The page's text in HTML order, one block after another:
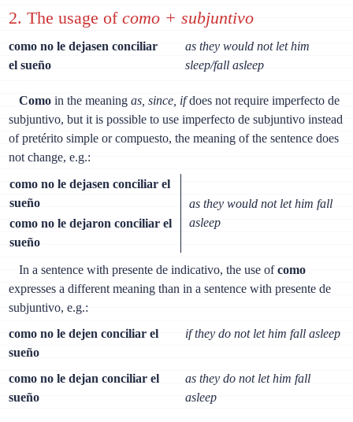
2. The usage ofcomo + subjuntivo
como no le dejasen conciliar
el sueño
as they would not let him
sleep/fall asleep
Como in the meaning as, since, ifdoes not require imperfecto de
subjuntivo, but it is possible to use imperfecto de subjuntivo instead
of pretérito simple or compuesto, the meaning of the sentence does
not change, e.g.:
como no le dejasen conciliar el
sueño
as they would not let him fall
asleep
como no le dejaron conciliar el
sueño
In a sentence with presente de indicativo, the use ofcomo
expresses a different meaning than in a sentence with presente de
subjuntivo, e.g.:
como no le dejen conciliar el
sueño
if they do not let him fall asleep
como no le dejan conciliar el
sueño
as they do not let him fall
asleep